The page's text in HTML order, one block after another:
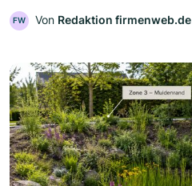
FW Von Redaktion firmenweb.de